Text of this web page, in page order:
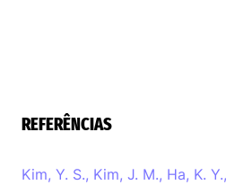
REFERÊNCIAS
Kim, Y. S., Kim, J. M., Ha, K.